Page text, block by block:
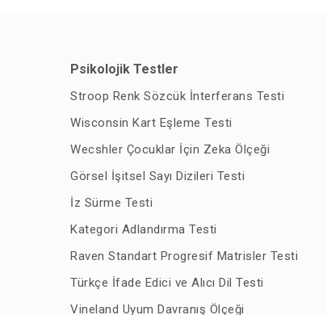
Psikolojik Testler
Stroop Renk Sözcük İnterferans Testi
Wisconsin Kart Eşleme Testi
Wecshler Çocuklar İçin Zeka Ölçeği
Görsel İşitsel Sayı Dizileri Testi
İz Sürme Testi
Kategori Adlandırma Testi
Raven Standart Progresif Matrisler Testi
Türkçe İfade Edici ve Alıcı Dil Testi
Vineland Uyum Davranış Ölçeği